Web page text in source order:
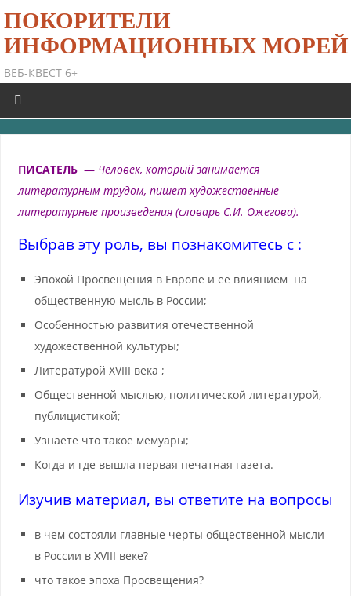
ПОКОРИТЕЛИ
ИНФОРМАЦИОННЫХ МОРЕЙ
ВЕБ-КВЕСТ 6+
ПИСАТЕЛЬ— Человек, который занимается
литературным трудом, пишет художественные
литературные произведения (словарь С.И. Ожегова).
Выбрав эту роль, вы познакомитесь с :
Эпохой Просвещения в Европе и ее влиянием на
общественную мысль в России;
Особенностью развития отечественной
художественной культуры;
Литературой XVIII века ;
Общественной мыслью, политической литературой,
публицистикой;
Узнаете что такое мемуары;
Когда и где вышла первая печатная газета.
Изучив материал, вы ответите на вопросы
в чем состояли главные черты общественной мысли
в России в XVIII веке?
что такое эпоха Просвещения?